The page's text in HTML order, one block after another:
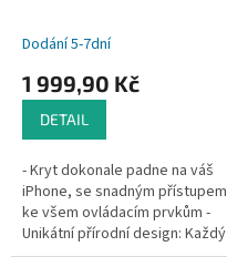
Dodání 5-7dní
1 999,90 Kč
DETAIL
- Kryt dokonale padne na váš
iPhone, se snadným přístupem
ke všem ovládacím prvkům -
Unikátní přírodní design: Každý
kryt je vyroben z